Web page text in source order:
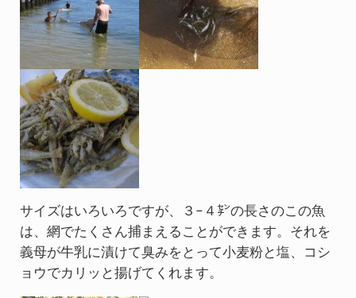
サイズはいろいろですが、３−４㌢の長さのこの魚
は、網でたくさん捕まえることができます。それを
義母が牛乳に漬けて臭みをとって小麦粉と塩、コシ
ョウでカリッと揚げてくれます。